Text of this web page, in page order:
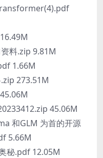
料.zip 9.81M
1.66M
273.51M
45.06M
和GLM 为首的开源
5.66M
秘.pdf 12.05M